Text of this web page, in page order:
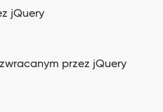
jQuery
przez jQuery